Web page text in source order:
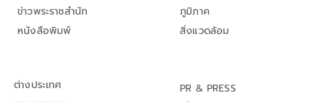
ข่าวพระราชสำนัก
หนังสือพิมพ์
ภูมิภาค
สิ่งแวดล้อม
ต่างประเทศ
PR & PRESS